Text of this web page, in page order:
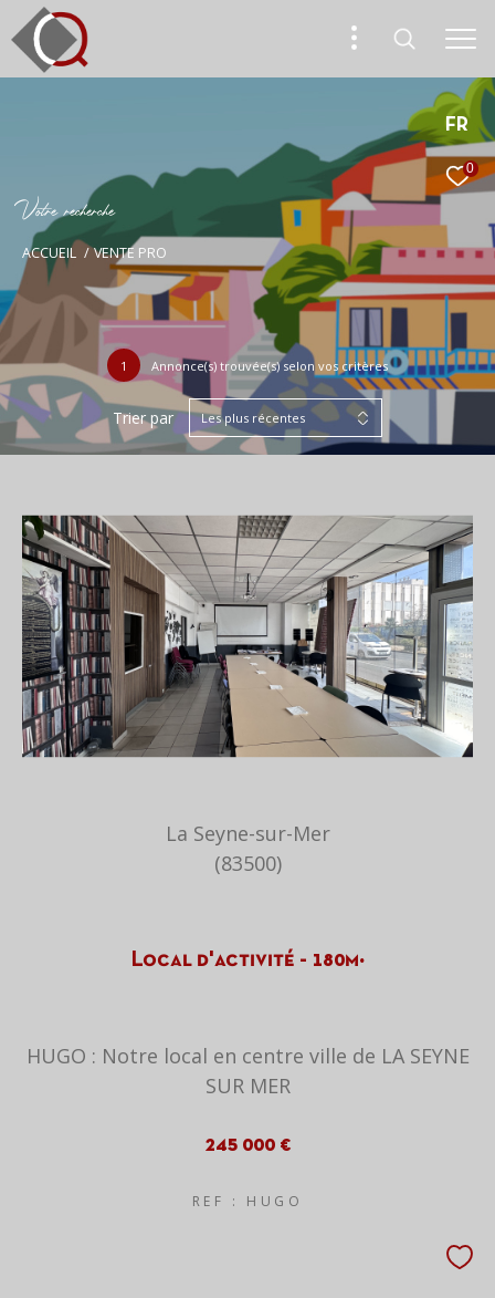
FR
0
Votre recherche
ACCUEIL VENTE PRO
1 Annonce(s) trouvée(s) selon vos critères
Trier par Les plus récentes
La Seyne-sur-Mer
(83500)
Local d'activité - 180m²
HUGO : Notre local en centre ville de LA SEYNE
SUR MER
245 000 €
REF : HUGO